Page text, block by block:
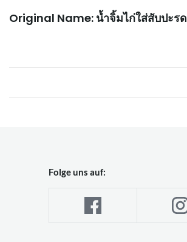
Original Name: น้ำจิ้มไก่ใส่สับปะรด
Folge uns auf: